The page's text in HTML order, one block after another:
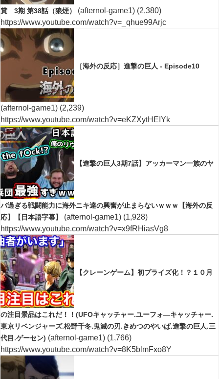
賞 3期 第38話（狼煙） (afternol-game1) (2,380)
https://www.youtube.com/watch?v=_qhue99Arjc
［海外の反応］進撃の巨人 - Episode10
(afternol-game1) (2,239)
https://www.youtube.com/watch?v=eKZXytHEIYk
【進撃の巨人3期7話】アッカーマン一族のヤ
バ過ぎる戦闘能力に海外ニキ達の興奮が止まらないｗｗｗ【海外の反
応】【日本語字幕】
(afternol-game1) (1,928)
https://www.youtube.com/watch?v=x9fRHiasVg8
【クレーンゲーム】初プライズ化！？１０月
の注目景品はこれだ！！(UFOキャッチャー.ユーフォ―キャッチャー.
東京リベンジャーズ.松野千冬.鬼滅の刃.きめつのやいば.進撃の巨人.三
代目.ゲーセン) (afternol-game1) (1,766)
https://www.youtube.com/watch?v=8K5blmFxo8Y